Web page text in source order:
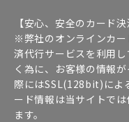
【安心、安全のカード決
※弊社のオンラインカ
済代行サービスを利用
く為に、お客様の情報
際にはSSL(128bit)によ
ード情報は当サイトで
ます。